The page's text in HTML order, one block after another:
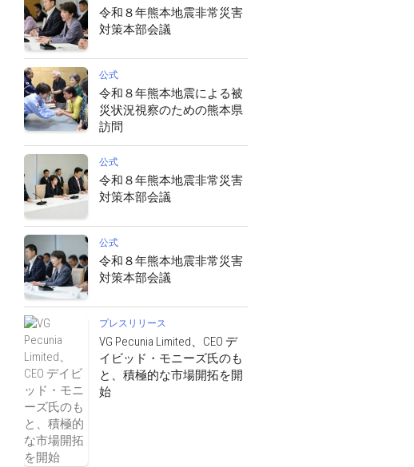
令和８年熊本地震非常災害
対策本部会議
公式
令和８年熊本地震による被
災状況視察のための熊本県
訪問
公式
令和８年熊本地震非常災害
対策本部会議
公式
令和８年熊本地震非常災害
対策本部会議
プレスリリース
VG Pecunia Limited、CEO デ
イビッド・モニーズ氏のも
と、積極的な市場開拓を開
始